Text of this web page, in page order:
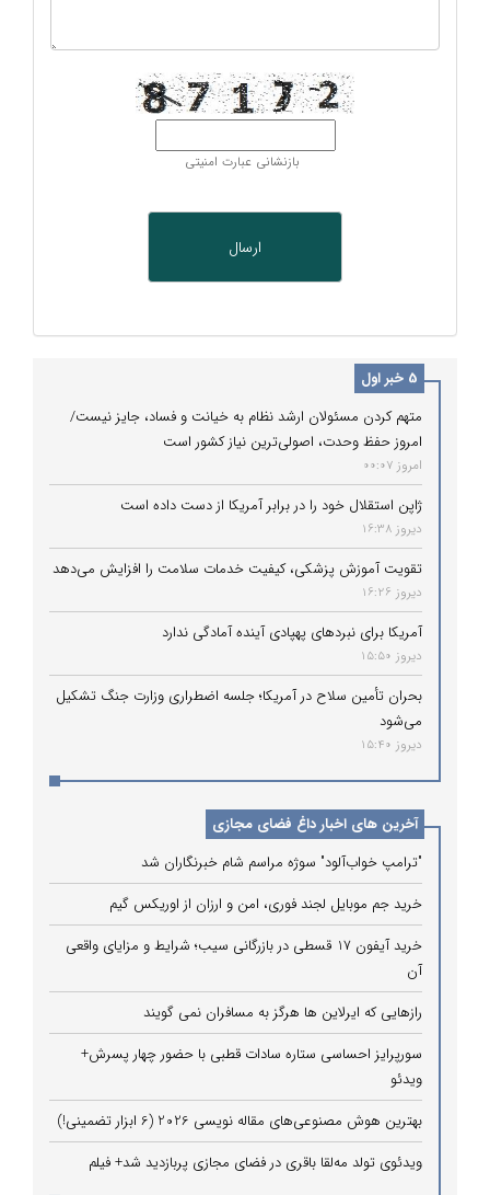
بازنشانی عبارت امنیتی
5 خبر اول
متهم کردن مسئولان ارشد نظام به خیانت و فساد، جایز نیست/
امروز حفظ وحدت، اصولی‌ترین نیاز کشور است
امروز 00:07
ژاپن استقلال خود را در برابر آمریکا از دست داده است
دیروز 16:38
تقویت آموزش پزشکی، کیفیت خدمات سلامت را افزایش می‌دهد
دیروز 16:26
آمریکا برای نبردهای پهپادی آینده آمادگی ندارد
دیروز 15:50
بحران تأمین سلاح در آمریکا؛ جلسه اضطراری وزارت جنگ تشکیل
می‌شود
دیروز 15:40
آخرین های اخبار داغ فضای مجازی
"ترامپ خواب‌آلود" سوژه مراسم شام خبرنگاران شد
خرید جم موبایل لجند فوری، امن و ارزان از اوریکس گیم
خرید آیفون 17 قسطی در بازرگانی سیب؛ شرایط و مزایای واقعی
آن
رازهایی که ایرلاین ‌ها هرگز به مسافران نمی‌ گویند
سورپرایز احساسی ستاره سادات قطبی با حضور چهار پسرش+
ویدئو
بهترین هوش مصنوعی‌های مقاله نویسی 2026 (6 ابزار تضمینی!)
ویدئوی تولد مه‌لقا باقری در فضای مجازی پربازدید شد+ فیلم